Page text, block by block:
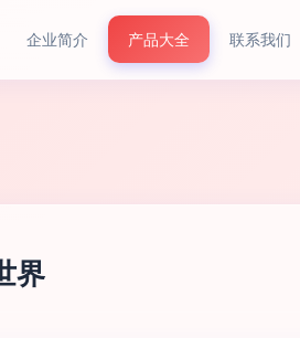
企业简介 产品大全 联系我们
界